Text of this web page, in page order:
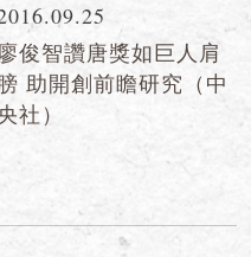
廖俊智讚唐獎如巨人肩
助開創前瞻研究（中
社）